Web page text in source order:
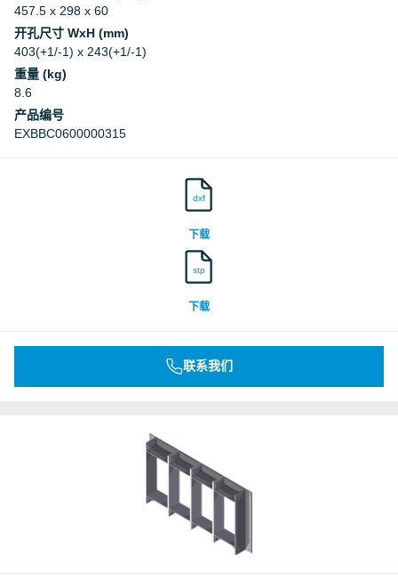
457.5 x 298 x 60
开孔尺寸 WxH (mm)
403(+1/-1) x 243(+1/-1)
重量 (kg)
8.6
产品编号
EXBBC0600000315
dxf
下载
stp
下载
联系我们